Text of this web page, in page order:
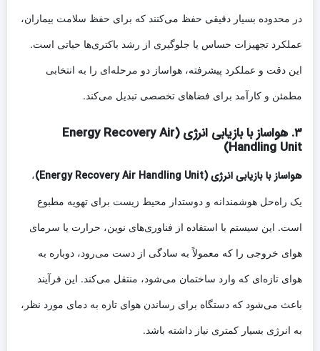
در محدوده بسیار دقیقی حفظ می‌کنند که برای حفظ سلامت بیماران،
عملکرد تجهیزات حساس یا جلوگیری از رشد باکتری‌ها حیاتی است.
این دقت و عملکرد پیشرفته، هواساز دو مرحله‌ای را به انتخابی
مطمئن و کارآمد برای فضاهای تخصصی تبدیل می‌کند.
۳. هواساز با بازیابی انرژی (Energy Recovery Air
Handling Unit)
هواساز با بازیابی انرژی (Energy Recovery Air Handling Unit) ،
یک راه‌حل هوشمندانه و دوستدار محیط زیست برای تهویه مطبوع
است. این سیستم با استفاده از فناوری‌های نوین، حرارت یا سرمای
هوای خروجی را که معمولاً به سادگی از دست می‌رود، دوباره به
هوای تازه‌ای که وارد ساختمان می‌شود، منتقل می‌کند. این فرآیند
باعث می‌شود که دستگاه برای رساندن هوای تازه به دمای مورد نظر،
به انرژی بسیار کمتری نیاز داشته باشد.